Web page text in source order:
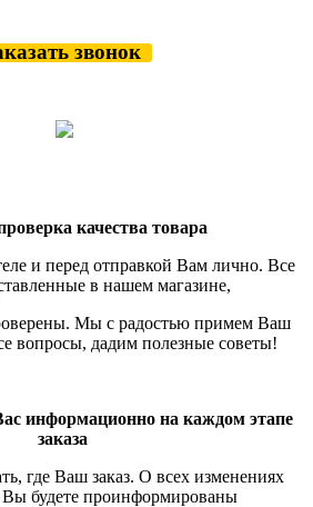
звонок
качества товара
и перед отправкой Вам лично. Все
в нашем магазине,
Мы с радостью примем Ваш
вопросы, дадим полезные советы!
информационно на каждом этапе
заказа
где Ваш заказ. О всех изменениях
Вы будете проинформированы